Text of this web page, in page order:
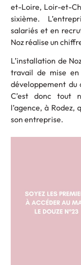
et-Loire, Loir-et-
sixième.
salariés et en
Noz réalise un
L’installation de
travail de mise en
développement du
C’est donc tout
l’agence, à
son entreprise.